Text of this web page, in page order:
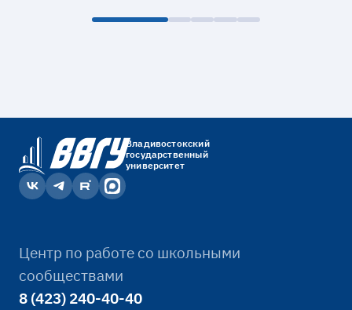
Владивостокский
государственный
университет
Центр по работе со школьными
сообществами
8 (423) 240-40-40